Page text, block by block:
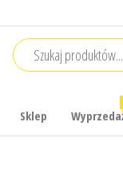
Sklep